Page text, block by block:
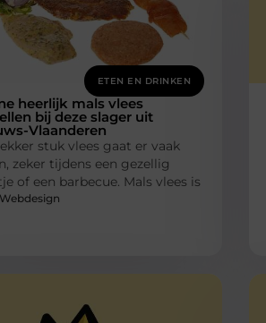
ETEN EN DRINKEN
heerlijk mals vlees
bij deze slager uit
Vlaanderen
stuk vlees gaat er vaak
zeker tijdens een gezellig
of een barbecue. Mals vlees is